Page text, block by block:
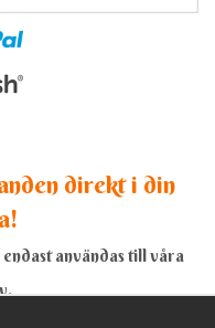
direkt i din
användas till våra